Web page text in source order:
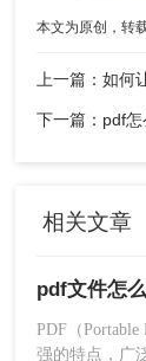
在线压缩工
装额外的软
页，工具
转转大师
https://
本文为原创，转
上一篇：如何
下一篇：pdf怎
相关文章
PDF（
强的特点，广